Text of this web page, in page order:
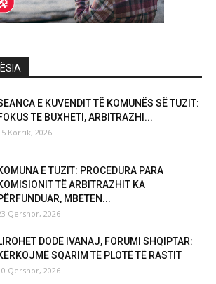
E KUVENDIT TË KOMUNËS SË TUZIT:
TE BUXHETI, ARBITRAZHI...
Korrik, 2026
E TUZIT: PROCEDURA PARA
TË ARBITRAZHIT KA
MBETEN...
Qershor, 2026
DODË IVANAJ, FORUMI SHQIPTAR:
SQARIM TË PLOTË TË RASTIT
Qershor, 2026